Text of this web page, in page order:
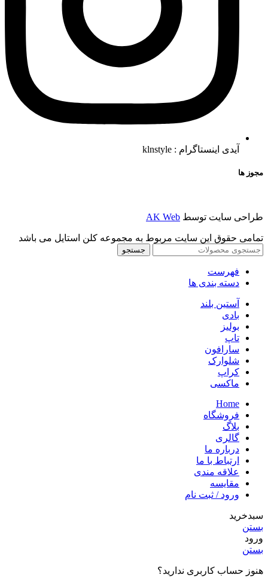
آیدی اینستاگرام : klnstyle
مجوز ها
طراحی سایت توسط AK Web
تمامی حقوق این سایت مربوط به مجموعه کلن استایل می باشد
جستجو
فهرست
دسته بندی ها
آستین بلند
بادی
بولیز
تاپ
سارافون
شلوارک
کراپ
ماکسی
Home
فروشگاه
بلاگ
گالری
درباره ما
ارتباط با ما
علاقه مندی
مقایسه
ورود / ثبت نام
سبدخرید
بستن
ورود
بستن
هنوز حساب کاربری ندارید؟